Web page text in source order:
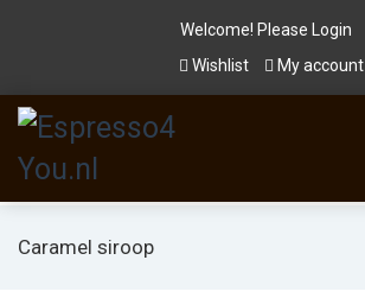
Welcome! Please
Login
Wishlist
My account
Caramel siroop